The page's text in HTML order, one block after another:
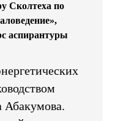
Сколтеха по
аспирантуры
Абакумова.